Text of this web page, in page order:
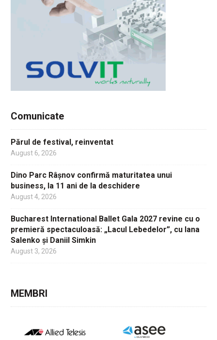
Comunicate
Părul de festival, reinventat
August 6, 2026
Dino Parc Râșnov confirmă maturitatea unui
business, la 11 ani de la deschidere
August 4, 2026
Bucharest International Ballet Gala 2027 revine cu o
premieră spectaculoasă: „Lacul Lebedelor”, cu Iana
Salenko și Daniil Simkin
August 3, 2026
MEMBRI